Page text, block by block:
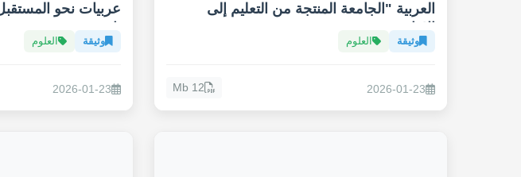
العربية "الجامعة المنتجة من التعليم إلى
الانتاج"
وثيقة العلوم
2026-01-23
12 Mb
عربيات نحو
ثاقبة"
وثيقة العلوم
2026-01-23